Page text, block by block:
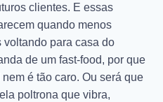
clientes. E essas
quando menos
voltando para casa do
de um fast-food, por que
é tão caro. Ou será que
poltrona que vibra,